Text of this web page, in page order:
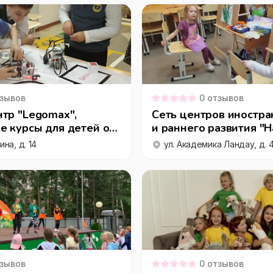
"Legomax",
курсы для детей от
в г. Ревда
д. 14
0 отзывов
Сеть центров
и раннего развития
мкрн Академический
ул. Академика Ландау, д.
0 отзывов